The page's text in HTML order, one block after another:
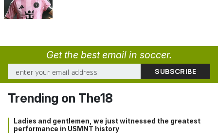
Get the best email in soccer.
Trending on The18
Ladies and gentlemen, we just witnessed the greatest
performance in USMNT history